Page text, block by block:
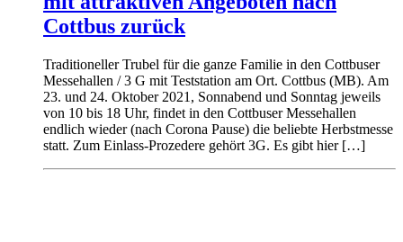
Cottbus zurück
Traditioneller Trubel für die ganze Familie in den Cottbuser
Messehallen / 3 G mit Teststation am Ort. Cottbus (MB). Am
23. und 24. Oktober 2021, Sonnabend und Sonntag jeweils
von 10 bis 18 Uhr, findet in den Cottbuser Messehallen
endlich wieder (nach Corona Pause) die beliebte Herbstmesse
statt. Zum Einlass-Prozedere gehört 3G. Es gibt hier […]